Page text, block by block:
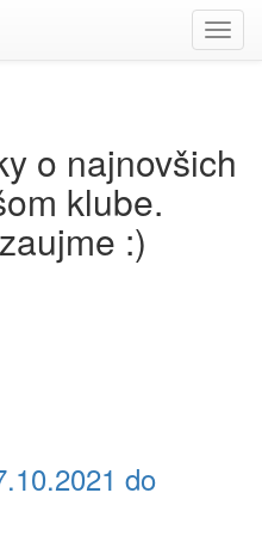
o najnovšich
klube.
:)
do